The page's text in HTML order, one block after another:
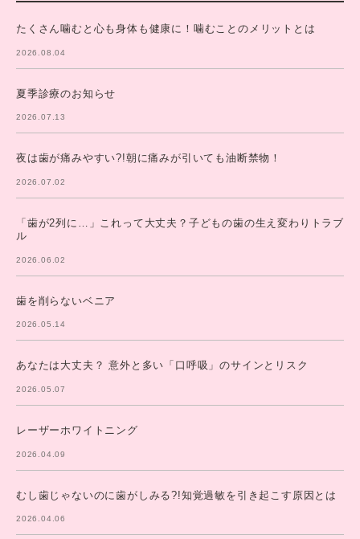
たくさん噛むと心も身体も健康に！噛むことのメリットとは
2026.08.04
夏季診療のお知らせ
2026.07.13
夜は歯が痛みやすい?!朝に痛みが引いても油断禁物！
2026.07.02
「歯が2列に…」これって大丈夫？子どもの歯の生え変わりトラブ
ル
2026.06.02
歯を削らないベニア
2026.05.14
あなたは大丈夫？ 意外と多い「口呼吸」のサインとリスク
2026.05.07
レーザーホワイトニング
2026.04.09
むし歯じゃないのに歯がしみる?!知覚過敏を引き起こす原因とは
2026.04.06